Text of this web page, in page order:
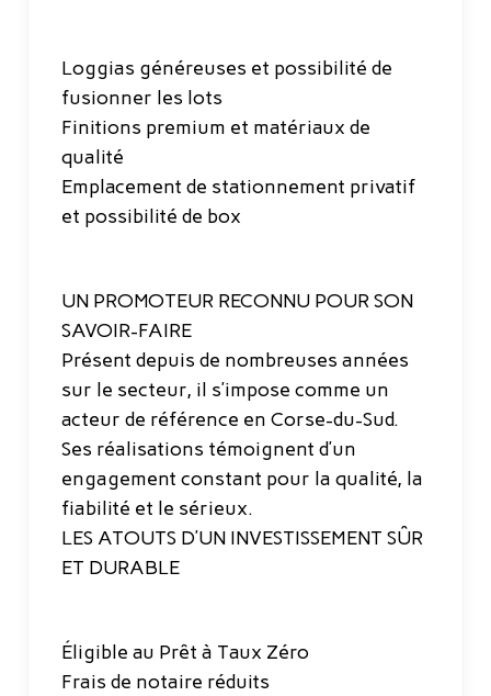
Loggias généreuses et possibilité de
fusionner les lots
Finitions premium et matériaux de
qualité
Emplacement de stationnement privatif
et possibilité de box
UN PROMOTEUR RECONNU POUR SON
SAVOIR-FAIRE
Présent depuis de nombreuses années
sur le secteur, il s’impose comme un
acteur de référence en Corse-du-Sud.
Ses réalisations témoignent d’un
engagement constant pour la qualité, la
fiabilité et le sérieux.
LES ATOUTS D’UN INVESTISSEMENT SÛR
ET DURABLE
Éligible au Prêt à Taux Zéro
Frais de notaire réduits